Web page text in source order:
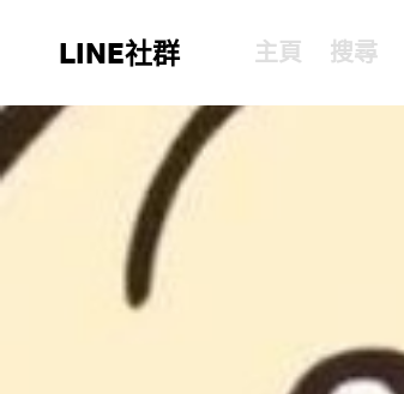
LINE社群 主頁 搜尋